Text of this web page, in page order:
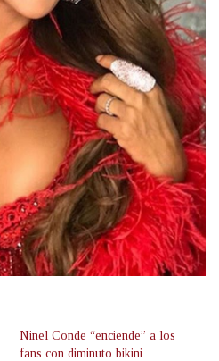
Ninel Conde “enciende” a los
fans con diminuto bikini